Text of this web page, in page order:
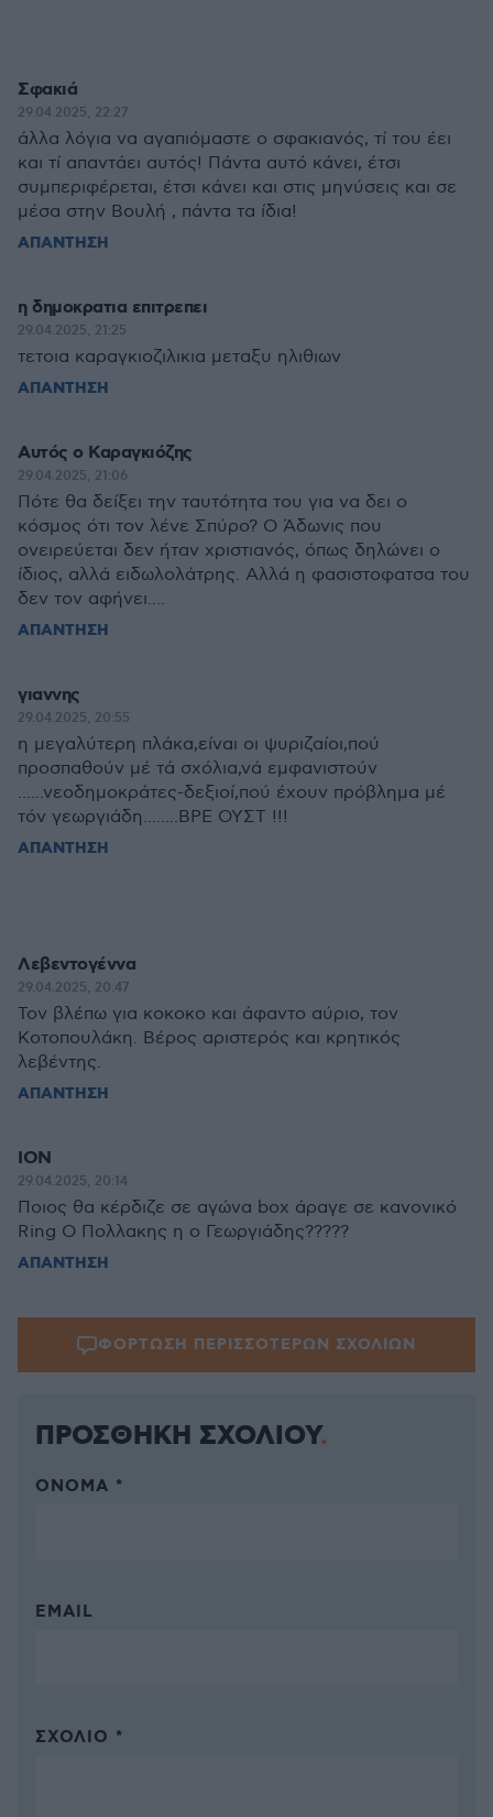
Σφακιά
29.04.2025, 22:27
άλλα λόγια να αγαπιόμαστε ο σφακιανός, τί του έει
και τί απαντάει αυτός! Πάντα αυτό κάνει, έτσι
συμπεριφέρεται, έτσι κάνει και στις μηνύσεις και σε
μέσα στην Βουλή , πάντα τα ίδια!
ΑΠΑΝΤΗΣΗ
η δημοκρατια επιτρεπει
29.04.2025, 21:25
τετοια καραγκιοζιλικια μεταξυ ηλιθιων
ΑΠΑΝΤΗΣΗ
Αυτός ο Καραγκιόζης
29.04.2025, 21:06
Πότε θα δείξει την ταυτότητα του για να δει ο
κόσμος ότι τον λένε Σπύρο? Ο Άδωνις που
ονειρεύεται δεν ήταν χριστιανός, όπως δηλώνει ο
ίδιος, αλλά ειδωλολάτρης. Αλλά η φασιστοφατσα του
δεν τον αφήνει....
ΑΠΑΝΤΗΣΗ
γιαννης
29.04.2025, 20:55
η μεγαλύτερη πλάκα,είναι οι ψυριζαίοι,πού
προσπαθούν μέ τά σχόλια,νά εμφανιστούν
......νεοδημοκράτες-δεξιοί,πού έχουν πρόβλημα μέ
τόν γεωργιάδη........ΒΡΕ ΟΥΣΤ !!!
ΑΠΑΝΤΗΣΗ
Λεβεντογέννα
29.04.2025, 20:47
Τον βλέπω για κοκοκο και άφαντο αύριο, τον
Κοτοπουλάκη. Βέρος αριστερός και κρητικός
λεβέντης.
ΑΠΑΝΤΗΣΗ
ΙΟΝ
29.04.2025, 20:14
Ποιος θα κέρδιζε σε αγώνα box άραγε σε κανονικό
Ring Ο Πολλακης η ο Γεωργιάδης?????
ΑΠΑΝΤΗΣΗ
ΦΟΡΤΩΣΗ ΠΕΡΙΣΣΟΤΕΡΩΝ ΣΧΟΛΙΩΝ
ΠΡΟΣΘΗΚΗ ΣΧΟΛΙΟΥ
ΌΝΟΜΑ *
EMAIL
ΣΧΌΛΙΟ *